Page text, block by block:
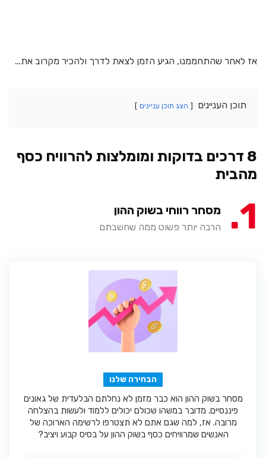
אז לאחר שהתחממנו, הגיע הזמן לצאת לדרך ולהכיר מקרוב את…
תוכן העניינים הצג תוכן עניינים
8 דרכים בדוקות ומומלצות להרוויח כסף
מהבית
1 מסחר רווחי בשוק ההון
הרבה יותר פשוט ממה שחשבתם
הבחירה שלנו
מסחר בשוק ההון הוא כבר מזמן לא נחלתם הבלעדית של גאונים
פיננסיים. מדובר במשהו שכולם יכולים ללמוד ולעשות בהצלחה
מרובה. אז, למה שגם אתם לא תצטרפו לרשימה הארוכה של
האנשים שמרוויחים כסף בשוק ההון על בסיס קבוע ויציב?